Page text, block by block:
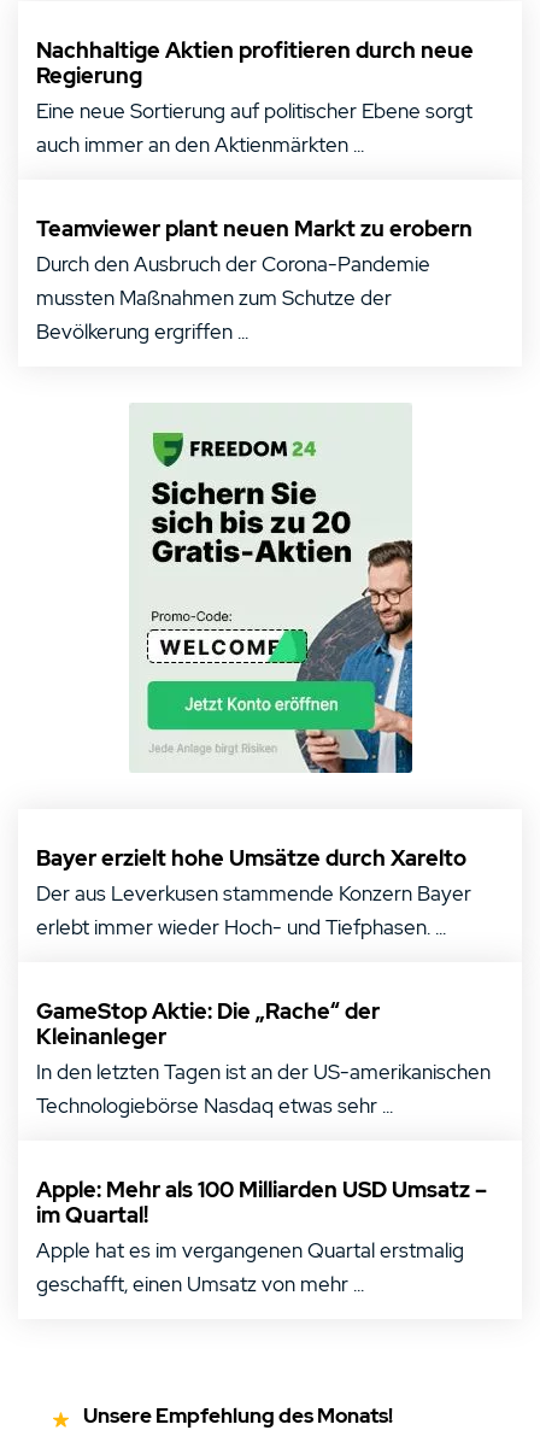
Nachhaltige Aktien profitieren durch neue
Regierung
Eine neue Sortierung auf politischer Ebene sorgt
auch immer an den Aktienmärkten ...
Teamviewer plant neuen Markt zu erobern
Durch den Ausbruch der Corona-Pandemie
mussten Maßnahmen zum Schutze der
Bevölkerung ergriffen ...
Bayer erzielt hohe Umsätze durch Xarelto
Der aus Leverkusen stammende Konzern Bayer
erlebt immer wieder Hoch- und Tiefphasen. ...
GameStop Aktie: Die „Rache“ der
Kleinanleger
In den letzten Tagen ist an der US-amerikanischen
Technologiebörse Nasdaq etwas sehr ...
Apple: Mehr als 100 Milliarden USD Umsatz –
im Quartal!
Apple hat es im vergangenen Quartal erstmalig
geschafft, einen Umsatz von mehr ...
Unsere Empfehlung des Monats!